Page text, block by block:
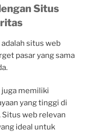
Situs
situs web
pasar yang sama
memiliki
yang tinggi di
Situs web relevan
ideal untuk